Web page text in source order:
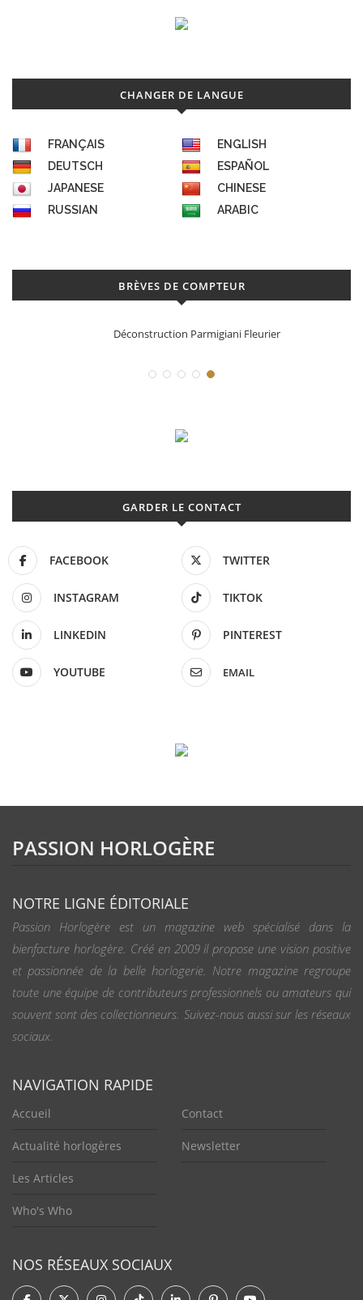
CHANGER DE LANGUE
FRANÇAIS
ENGLISH
DEUTSCH
ESPAÑOL
JAPANESE
CHINESE
RUSSIAN
ARABIC
BRÈVES DE COMPTEUR
Déconstruction Parmigiani Fleurier
GARDER LE CONTACT
FACEBOOK TWITTER
INSTAGRAM TIKTOK
LINKEDIN PINTEREST
YOUTUBE EMAIL
PASSION HORLOGÈRE
NOTRE LIGNE ÉDITORIALE
Passion Horlogère est un magazine web spécialisé dans la
bienfacture horlogère. Créé en 2009 il propose une vision positive
et passionnée de la belle horlogerie. Notre magazine regroupe
toute une équipe de contributeurs professionnels ou amateurs qui
souvent sont des collectionneurs. Suivez-nous aussi sur les réseaux
sociaux.
NAVIGATION RAPIDE
Accueil
Actualité horlogères
Les Articles
Who's Who
Contact
Newsletter
NOS RÉSEAUX SOCIAUX